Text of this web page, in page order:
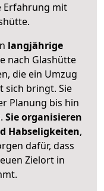
Erfahrung mit
.
langjährige
nach Glashütte
die ein Umzug
sich bringt. Sie
Planung bis hin
Sie organisieren
Habseligkeiten,
dafür, dass
Zielort in